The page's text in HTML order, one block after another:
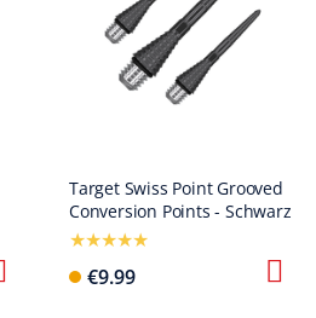
Target Swiss Point Grooved
Conversion Points - Schwarz
€9.99